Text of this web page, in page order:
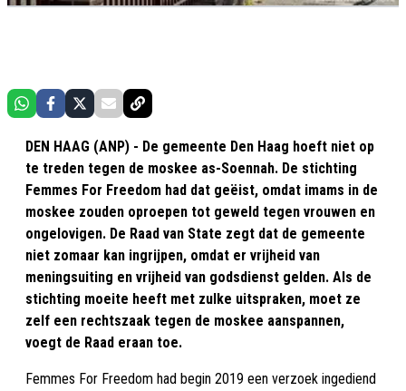
DEN HAAG (ANP) - De gemeente Den Haag hoeft niet op
te treden tegen de moskee as-Soennah. De stichting
Femmes For Freedom had dat geëist, omdat imams in de
moskee zouden oproepen tot geweld tegen vrouwen en
ongelovigen. De Raad van State zegt dat de gemeente
niet zomaar kan ingrijpen, omdat er vrijheid van
meningsuiting en vrijheid van godsdienst gelden. Als de
stichting moeite heeft met zulke uitspraken, moet ze
zelf een rechtszaak tegen de moskee aanspannen,
voegt de Raad eraan toe.
Femmes For Freedom had begin 2019 een verzoek ingediend